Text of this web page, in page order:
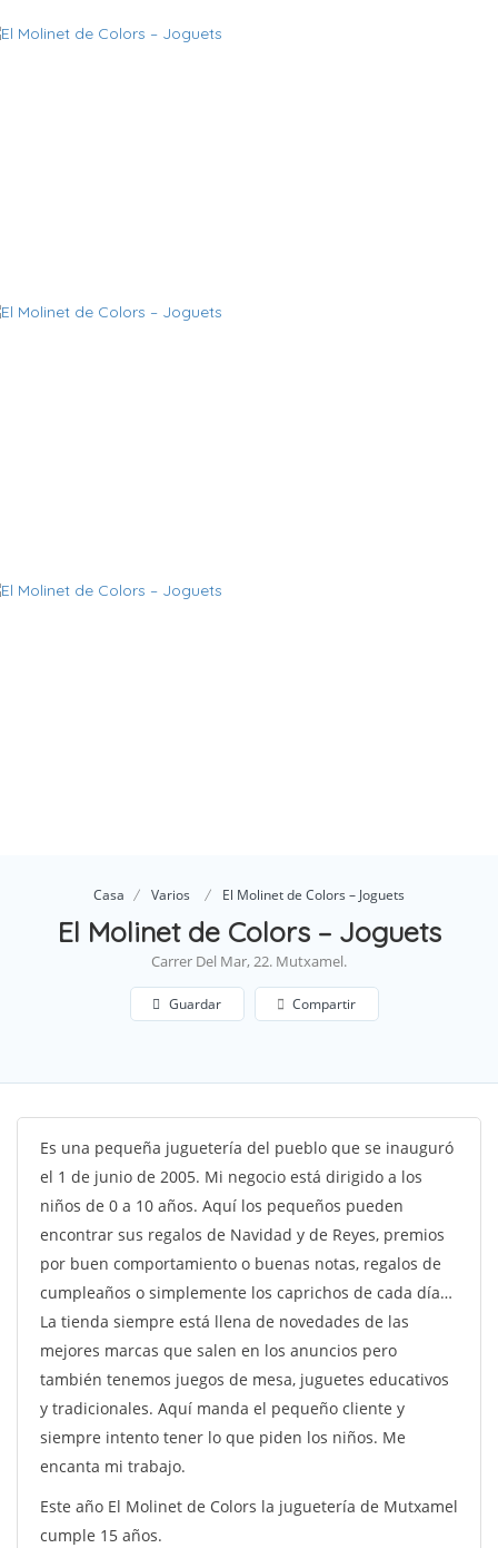
Casa Varios El Molinet de Colors – Joguets
El Molinet de Colors – Joguets
Carrer Del Mar, 22. Mutxamel.
Guardar Compartir
Es una pequeña juguetería del pueblo que se inauguró
el 1 de junio de 2005. Mi negocio está dirigido a los
niños de 0 a 10 años. Aquí los pequeños pueden
encontrar sus regalos de Navidad y de Reyes, premios
por buen comportamiento o buenas notas, regalos de
cumpleaños o simplemente los caprichos de cada día…
La tienda siempre está llena de novedades de las
mejores marcas que salen en los anuncios pero
también tenemos juegos de mesa, juguetes educativos
y tradicionales. Aquí manda el pequeño cliente y
siempre intento tener lo que piden los niños. Me
encanta mi trabajo.
Este año El Molinet de Colors la juguetería de Mutxamel
cumple 15 años.